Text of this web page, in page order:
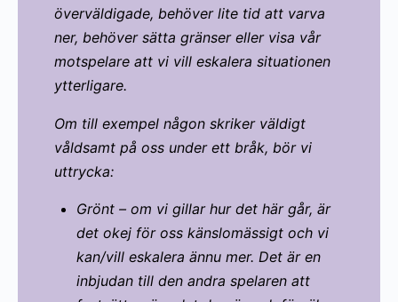
överväldigade, behöver lite tid att varva
ner, behöver sätta gränser eller visa vår
motspelare att vi vill eskalera situationen
ytterligare.
Om till exempel någon skriker väldigt
våldsamt på oss under ett bråk, bör vi
uttrycka:
Grönt – om vi gillar hur det här går, är
det okej för oss känslomässigt och vi
kan/vill eskalera ännu mer. Det är en
inbjudan till den andra spelaren att